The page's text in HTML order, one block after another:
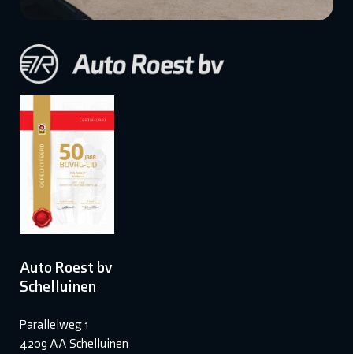
Auto Roest bv
Schelluinen
Parallelweg 1
4209 AA Schelluinen